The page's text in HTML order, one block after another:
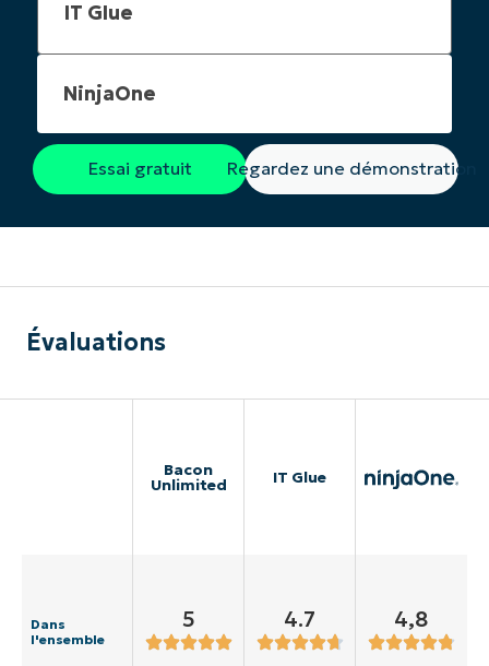
NinjaOne
Essai gratuit Regardez une démonstration
Évaluations
Bacon
Unlimited IT Glue
Dans
l'ensemble
5 4.7 4,8